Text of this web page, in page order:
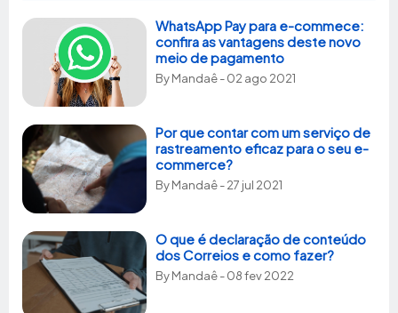
WhatsApp Pay para e-commece:
confira as vantagens deste novo
meio de pagamento
ByMandaê- 02 ago 2021
Por que contar com um serviço de
rastreamento eficaz para o seu e-
commerce?
ByMandaê- 27 jul 2021
O que é declaração de conteúdo
dos Correios e como fazer?
ByMandaê- 08 fev 2022